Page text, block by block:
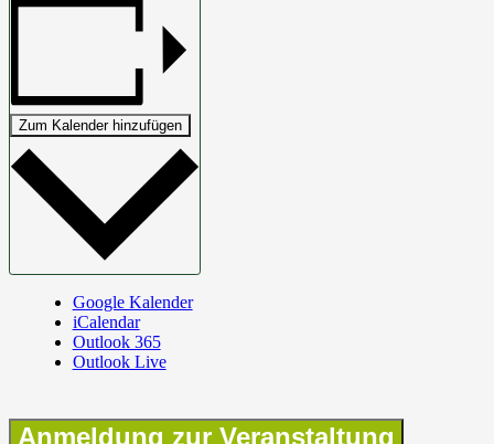
Zum Kalender hinzufügen
Google Kalender
iCalendar
Outlook 365
Outlook Live
Anmeldung zur Veranstaltung